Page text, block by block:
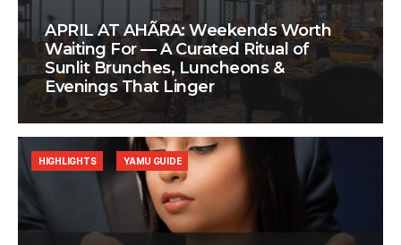
APRIL AT AHÃRA: Weekends Worth
Waiting For — A Curated Ritual of
Sunlit Brunches, Luncheons &
Evenings That Linger
HIGHLIGHTS YAMU GUIDE